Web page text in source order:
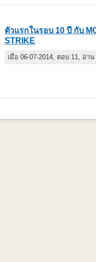
ตัวแรกในรอบ 10 ปี กับ
STRIKE
เมื่อ 06-07-2014, ตอบ 11, อ่าน